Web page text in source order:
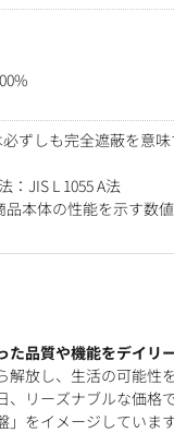
ずしも完全遮蔽を意
JIS L 1055 A法
本体の性能を示す数
た品質や機能をデイリ
解放し、生活の可能性
、リーズナブルな価格
」をイメージしていま